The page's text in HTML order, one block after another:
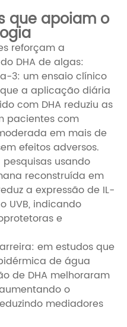
que apoiam o
reforçam a
DHA de algas:
3: um ensaio clínico
a aplicação diária
com DHA reduziu as
pacientes com
em mais de
efeitos adversos.
usando
reconstruída em
a expressão de IL-
UVB, indicando
e
em estudos que
de água
de DHA melhoraram
o
mediadores